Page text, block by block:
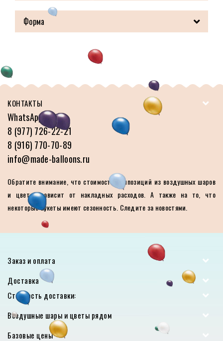
Форма
КОНТАКТЫ
WhatsApp
8 (977) 726-22-21
8 (916) 770-70-89
info@made-balloons.ru
Обратите внимание, что стоимость композиций из воздушных шаров
и цветов зависит от накладных расходов. А также на то, что
некоторые букеты имеют сезонность. Следите за новостями.
Заказ и оплата
Доставка
Стоимость доставки:
Воздушные шары и цветы рядом
Базовые цены